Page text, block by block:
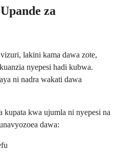
za
lakini kama dawa zote,
nyepesi hadi kubwa.
ni nadra wakati dawa
kupata kwa ujumla ni nyepesi na
dawa: